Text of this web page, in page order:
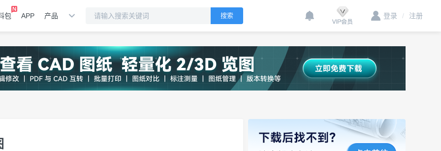
包 APP 产品 登录 / 注册